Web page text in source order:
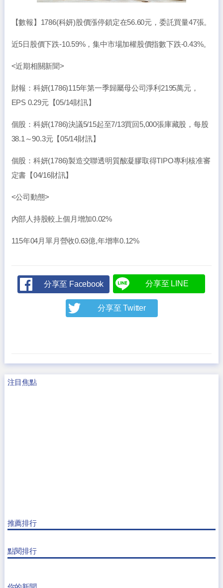
【數報】1786(科妍)股價漲停鎖定在56.60元，委託買量47張。
近5日股價下跌-10.59%，集中市場加權股價指數下跌-0.43%。
<近期相關新聞>
財報：科妍(1786)115年第一季歸屬母公司淨利2195萬元，
EPS 0.29元【05/14財訊】
個股：科妍(1786)決議5/15起至7/13買回5,000張庫藏股，每股
38.1～90.3元【05/14財訊】
個股：科妍(1786)製造交聯透明質酸凝膠取得TIPO專利核准審
定書【04/16財訊】
<公司動態>
內部人持股較上個月增加0.02%
115年04月單月營收0.63億,年增率0.12%
分享至 Facebook 分享至 LINE
分享至 Twitter
注目焦點
推薦排行
點閱排行